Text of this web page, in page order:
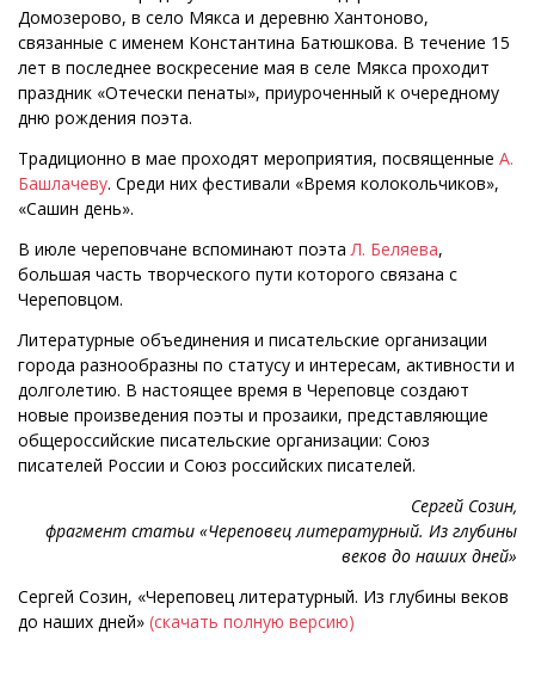
Домозерово, в село Мякса и деревню Хантоново,
связанные с именем Константина Батюшкова. В течение 15
лет в последнее воскресение мая в селе Мякса проходит
праздник «Отечески пенаты», приуроченный к очередному
дню рождения поэта.
Традиционно в мае проходят мероприятия, посвященные А.
Башлачеву. Среди них фестивали «Время колокольчиков»,
«Сашин день».
В июле череповчане вспоминают поэтаЛ. Беляева,
большая часть творческого пути которого связана с
Череповцом.
Литературные объединения и писательские организации
города разнообразны по статусу и интересам, активности и
долголетию. В настоящее время в Череповце создают
новые произведения поэты и прозаики, представляющие
общероссийские писательские организации: Союз
писателей России и Союз российских писателей.
Сергей Созин,
фрагмент статьи «Череповец литературный. Из глубины
веков до наших дней»
Сергей Созин, «Череповец литературный. Из глубины веков
до наших дней» (скачать полную версию)